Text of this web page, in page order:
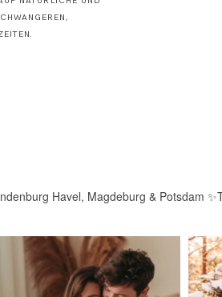
Havel, Magdeburg & Potsdam